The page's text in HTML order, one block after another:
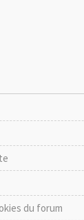
du forum